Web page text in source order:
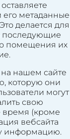
метаданные
делается для
последующие
помещения их
нашем сайте
которую они
могут
свою
(кроме
вебсайта
информацию.